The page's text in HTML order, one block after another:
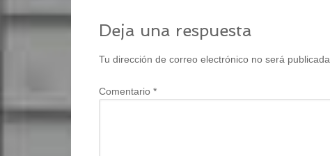
Deja una respuesta
Tu dirección de correo electrónico no será publicada.
Comentario *